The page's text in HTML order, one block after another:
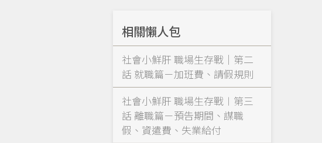
相關懶人包
社會小鮮肝 職場生存戰｜第二
話 就職篇－加班費、請假規則
社會小鮮肝 職場生存戰︱第三
話 離職篇－預告期間、謀職
假、資遣費、失業給付